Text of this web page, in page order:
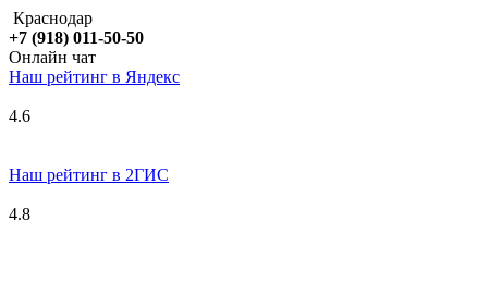
Краснодар
+7 (918) 011-50-50
Онлайн чат
Наш рейтинг в Яндекс
4.6
Наш рейтинг в 2ГИС
4.8